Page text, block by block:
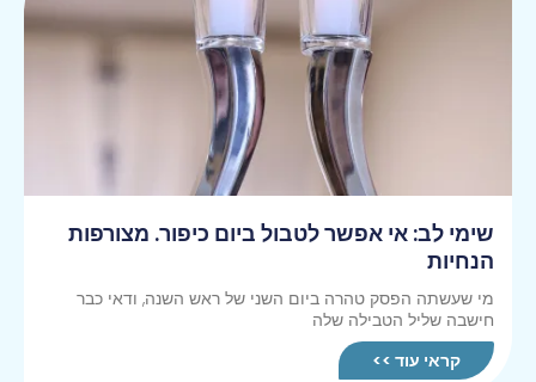
שימי לב: אי אפשר לטבול ביום כיפור. מצורפות
הנחיות
מי שעשתה הפסק טהרה ביום השני של ראש השנה, ודאי כבר
חישבה שליל הטבילה שלה
קראי עוד >>